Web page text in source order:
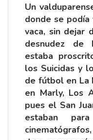
Un
donde se
vaca, sin dejar
desnudez de
estaba
los Suicidas y
de fútbol en La
en Marly, Los
pues el San
estaban